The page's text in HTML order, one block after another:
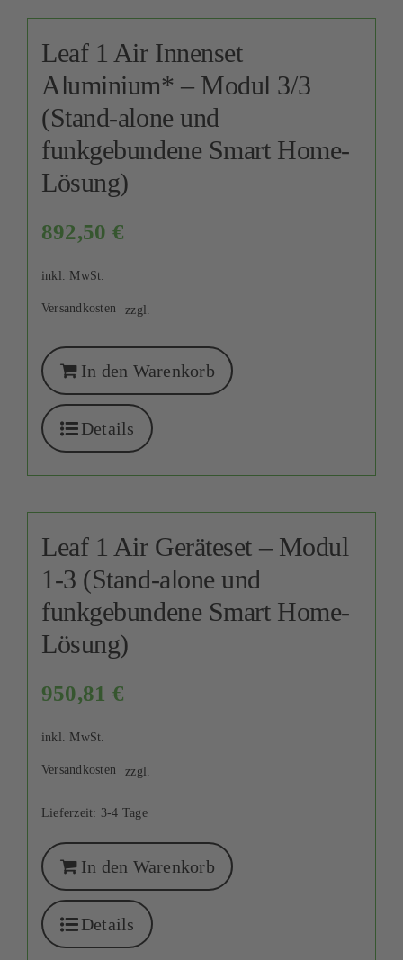
Leaf 1 Air Innenset
Aluminium* – Modul 3/3
(Stand-alone und
funkgebundene Smart Home-
Lösung)
892,50 €
inkl. MwSt.
zzgl.
Versandkosten
In den Warenkorb
Details
Leaf 1 Air Geräteset – Modul
1-3 (Stand-alone und
funkgebundene Smart Home-
Lösung)
950,81 €
inkl. MwSt.
zzgl.
Versandkosten
Lieferzeit: 3-4 Tage
In den Warenkorb
Details